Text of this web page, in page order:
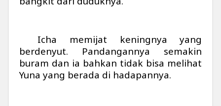
Icha memijat keningnya yang
berdenyut. Pandangannya semakin
buram dan ia bahkan tidak bisa melihat
Yuna yang berada di hadapannya.